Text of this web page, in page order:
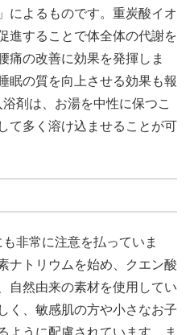
によるものです。重炭酸イオ
進することで体全体の代謝を
痛の改善に効果を発揮しま
眠の質を向上させる効果も報
剤は、お湯を中性に保つこ
て多く溶け込ませることが可
非常に注意を払っていま
ナトリウムを始め、クエン酸
自然由来の素材を使用してい
く、敏感肌の方や小さなお子
ように配慮されています。ま